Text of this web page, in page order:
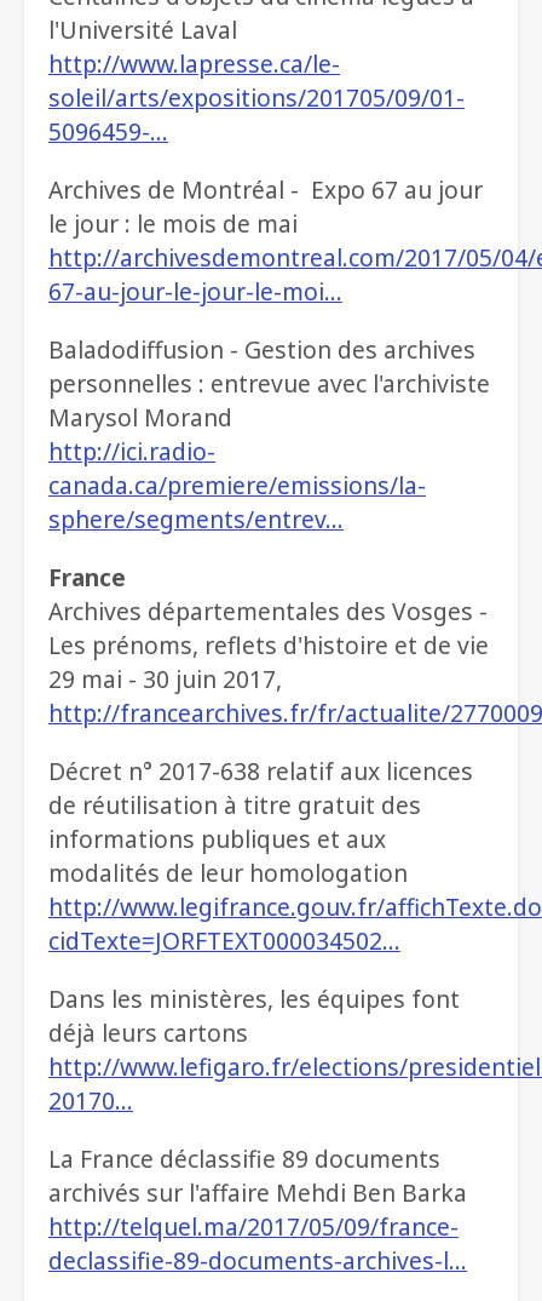
l'Université Laval
http://www.lapresse.ca/le-
soleil/arts/expositions/201705/09/01-
5096459-…
Archives de Montréal - Expo 67 au jour
le jour : le mois de mai
http://archivesdemontreal.com/2017/05/04/
67-au-jour-le-jour-le-moi…
Baladodiffusion - Gestion des archives
personnelles : entrevue avec l'archiviste
Marysol Morand
http://ici.radio-
canada.ca/premiere/emissions/la-
sphere/segments/entrev…
France
Archives départementales des Vosges -
Les prénoms, reflets d'histoire et de vie
29 mai - 30 juin 2017,
http://francearchives.fr/fr/actualite/
Décret n° 2017-638 relatif aux licences
de réutilisation à titre gratuit des
informations publiques et aux
modalités de leur homologation
http://www.legifrance.gouv.fr/
cidTexte=JORFTEXT000034502…
Dans les ministères, les équipes font
déjà leurs cartons
http://www.lefigaro.fr/elections/
20170…
La France déclassifie 89 documents
archivés sur l'affaire Mehdi Ben Barka
http://telquel.ma/2017/05/09/france-
declassifie-89-documents-archives-l…